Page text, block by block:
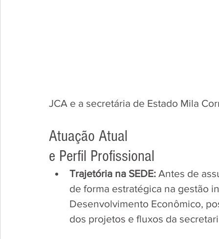
JCA e a secretária de Estado Mila
Atuação Atual
e Perfil Profissional
Trajetória na SEDE: Antes de
de forma estratégica na gestão
Desenvolvimento Econômico,
dos projetos e fluxos da